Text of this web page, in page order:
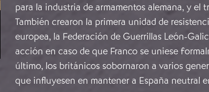
para la industria de armamentos alemana, y el
También crearon la primera unidad de
europea, la Federación de Guerrillas León-
acción en caso de que Franco se uniese
último, los británicos sobornaron a varios
que influyesen en mantener a España neutral